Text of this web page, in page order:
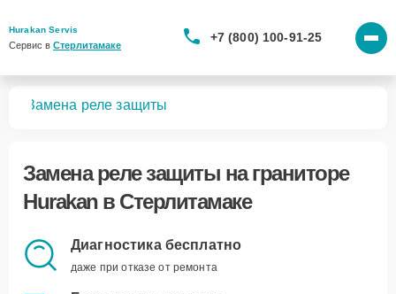
Hurakan Servis
Сервис в Стерлитамаке
+7 (800) 100-91-25
Замена реле защиты
Замена реле защиты на граниторе
Hurakan в Стерлитамаке
Диагностика бесплатно
даже при отказе от ремонта